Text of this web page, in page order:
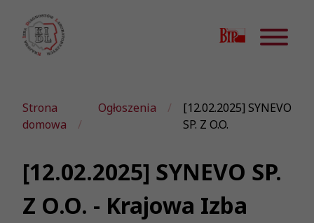
Strona
domowa
Ogłoszenia
[12.02.2025] SYNEVO
SP. Z O.O.
[12.02.2025] SYNEVO SP.
Z O.O. - Krajowa Izba